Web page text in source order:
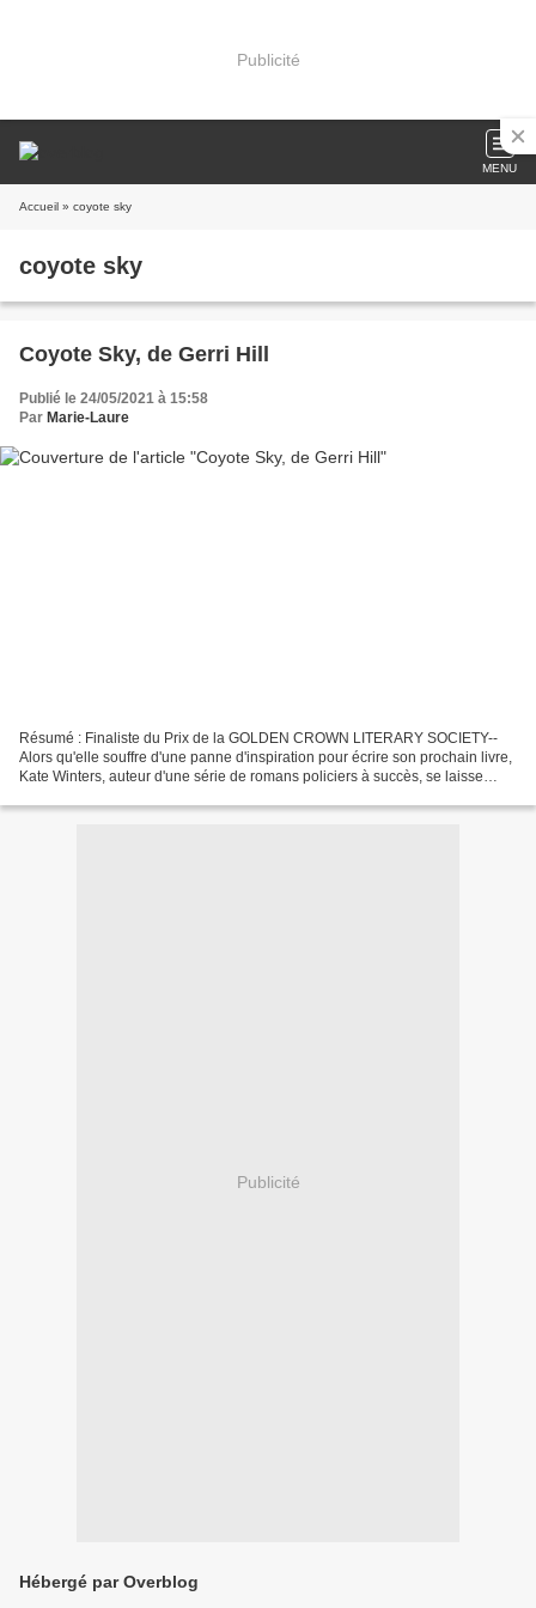
Publicité
MENU
Accueil » coyote sky
coyote sky
Coyote Sky, de Gerri Hill
Publié le 24/05/2021 à 15:58
Par Marie-Laure
Résumé : Finaliste du Prix de la GOLDEN CROWN LITERARY SOCIETY--
Alors qu'elle souffre d'une panne d'inspiration pour écrire son prochain livre,
Kate Winters, auteur d'une série de romans policiers à succès, se laisse
Publicité
Hébergé par Overblog